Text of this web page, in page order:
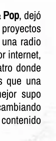
Pop, dejó
radio
internet,
donde
que una
supo